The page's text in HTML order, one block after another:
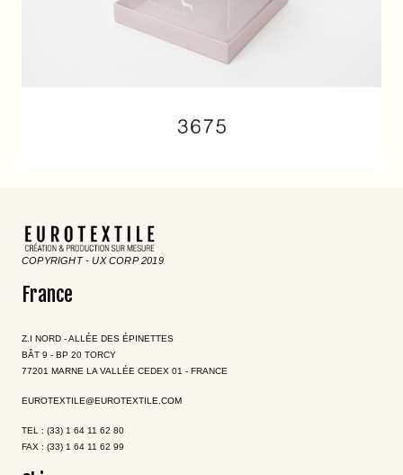
COPYRIGHT - UX CORP 2019
France
Z.I NORD - ALLÉE DES ÉPINETTES
BÂT 9 - BP 20 TORCY
77201 MARNE LA VALLÉE CEDEX 01 - FRANCE
EUROTEXTILE@EUROTEXTILE.COM
TEL : (33) 1 64 11 62 80
FAX : (33) 1 64 11 62 99